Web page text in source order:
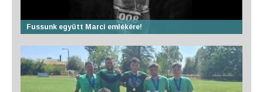
Fussunk együtt Marci emlékére!